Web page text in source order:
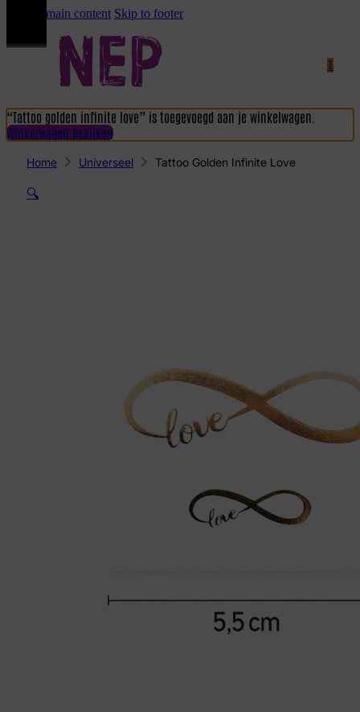
Skip to main content Skip to footer
1
“Tattoo golden infinite love” is toegevoegd aan je winkelwagen.
Winkelwagen bekijken
Home Universeel Tattoo Golden Infinite Love
🔍